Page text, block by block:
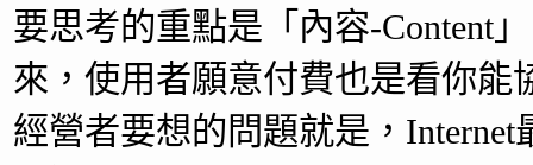
要思考的重點是「內容-Content
來，使用者願意付費也是看你能
經營者要想的問題就是，